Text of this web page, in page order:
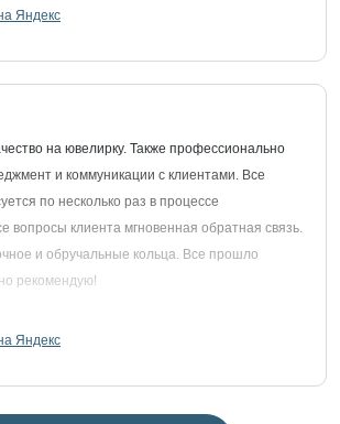
Яндекс
на ювелирку. Также профессионально
и коммуникации с клиентами. Все
по несколько раз в процессе
вопросы клиента мгновенная обратная связь.
и обручальные кольца. Все прошло
рекомендую!
Яндекс